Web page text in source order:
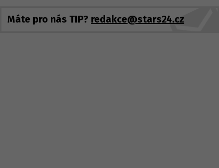
Máte pro nás TIP? redakce@stars24.cz